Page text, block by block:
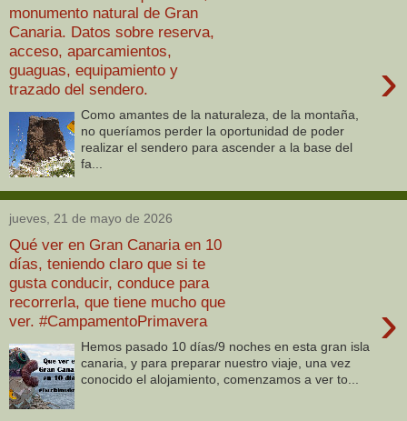
monumento natural de Gran
Canaria. Datos sobre reserva,
acceso, aparcamientos,
guaguas, equipamiento y
trazado del sendero.
›
Como amantes de la naturaleza, de la montaña,
no queríamos perder la oportunidad de poder
realizar el sendero para ascender a la base del
fa...
jueves, 21 de mayo de 2026
Qué ver en Gran Canaria en 10
días, teniendo claro que si te
gusta conducir, conduce para
recorrerla, que tiene mucho que
ver. #CampamentoPrimavera
›
Hemos pasado 10 días/9 noches en esta gran isla
canaria, y para preparar nuestro viaje, una vez
conocido el alojamiento, comenzamos a ver to...